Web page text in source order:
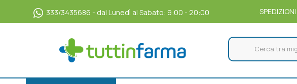
333/3435686 - dal Lunedì al Sabato: 9:00 - 20:00 SPEDIZIONI